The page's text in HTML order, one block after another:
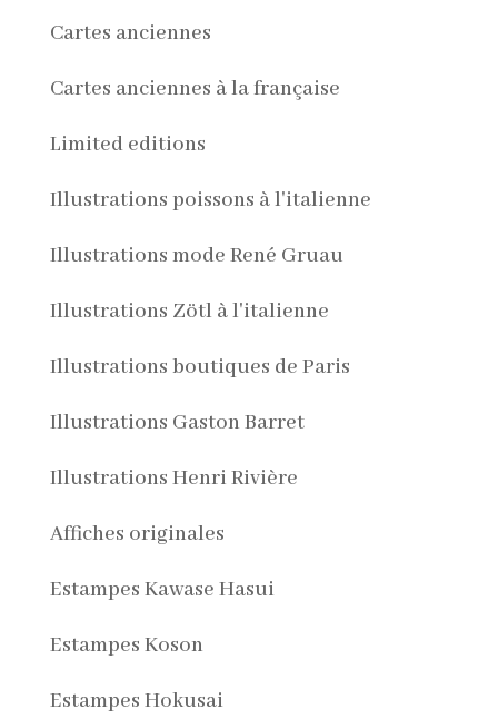
Cartes anciennes
Cartes anciennes à la française
Limited editions
Illustrations poissons à l'italienne
Illustrations mode René Gruau
Illustrations Zötl à l'italienne
Illustrations boutiques de Paris
Illustrations Gaston Barret
Illustrations Henri Rivière
Affiches originales
Estampes Kawase Hasui
Estampes Koson
Estampes Hokusai